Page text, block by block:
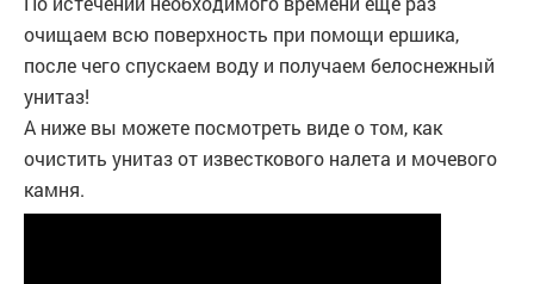
очищаем всю поверхность при помощи ершика,
после чего спускаем воду и получаем белоснежный
унитаз!
А ниже вы можете посмотреть виде о том, как
очистить унитаз от известкового налета и мочевого
камня.